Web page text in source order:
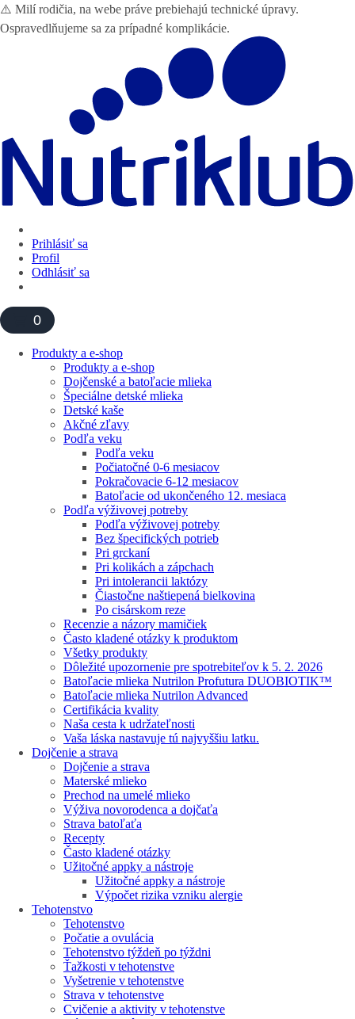
⚠️ Milí rodičia, na webe práve prebiehajú technické úpravy.
Ospravedlňujeme sa za prípadné komplikácie.
Prihlásiť sa
Profil
Odhlásiť sa
0
Produkty a e-shop
Produkty a e-shop
Dojčenské a batoľacie mlieka
Špeciálne detské mlieka
Detské kaše
Akčné zľavy
Podľa veku
Podľa veku
Počiatočné 0-6 mesiacov
Pokračovacie 6-12 mesiacov
Batoľacie od ukončeného 12. mesiaca
Podľa výživovej potreby
Podľa výživovej potreby
Bez špecifických potrieb
Pri grckaní
Pri kolikách a zápchach
Pri intolerancii laktózy
Čiastočne naštiepená bielkovina
Po cisárskom reze
Recenzie a názory mamičiek
Často kladené otázky k produktom
Všetky produkty
Dôležité upozornenie pre spotrebiteľov k 5. 2. 2026
Batoľacie mlieka Nutrilon Profutura DUOBIOTIK™
Batoľacie mlieka Nutrilon Advanced
Certifikácia kvality
Naša cesta k udržateľnosti
Vaša láska nastavuje tú najvyššiu latku.
Dojčenie a strava
Dojčenie a strava
Materské mlieko
Prechod na umelé mlieko
Výživa novorodenca a dojčaťa
Strava batoľaťa
Recepty
Často kladené otázky
Užitočné appky a nástroje
Užitočné appky a nástroje
Výpočet rizika vzniku alergie
Tehotenstvo
Tehotenstvo
Počatie a ovulácia
Tehotenstvo týždeň po týždni
Ťažkosti v tehotenstve
Vyšetrenie v tehotenstve
Strava v tehotenstve
Cvičenie a aktivity v tehotenstve